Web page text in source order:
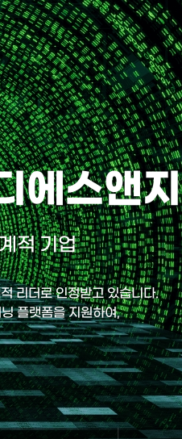
에스앤지
적 기업
리더로 인정받고 있습니다.
플랫폼을 지원하여,